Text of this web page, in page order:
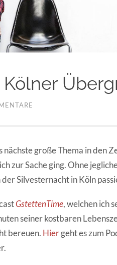
große Thema in den
zur Sache ging. Ohne
Silvesternacht in Köln
GstettenTime, welchen ich
seiner kostbaren
bereuen. Hiergeht es zum